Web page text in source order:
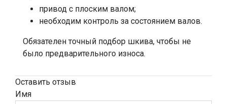
привод с плоским валом;
необходим контроль за состоянием валов.
Обязателен точный подбор шкива, чтобы не
было предварительного износа.
Оставить отзыв
Имя